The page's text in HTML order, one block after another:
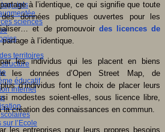
logiciels
sciences
territoires
éducatif
internet
sur l’Ecole
à l’identique, ce qui signifie que toute
données publiques ouvertes pour les
et de promouvoir des licences de
à l’identique.
les individus qui les placent en biens
les données d’Open Street Map, de
d’individus font le choix de placer leurs
modestes soient-elles, sous licence libre,
création des connaissances en commun.
les entreprises pour leurs propres besoins